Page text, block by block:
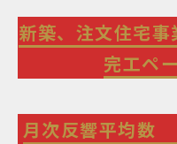
新築、注文住宅
完工ペ
月次反響平均数